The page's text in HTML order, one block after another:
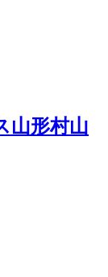
山形村山